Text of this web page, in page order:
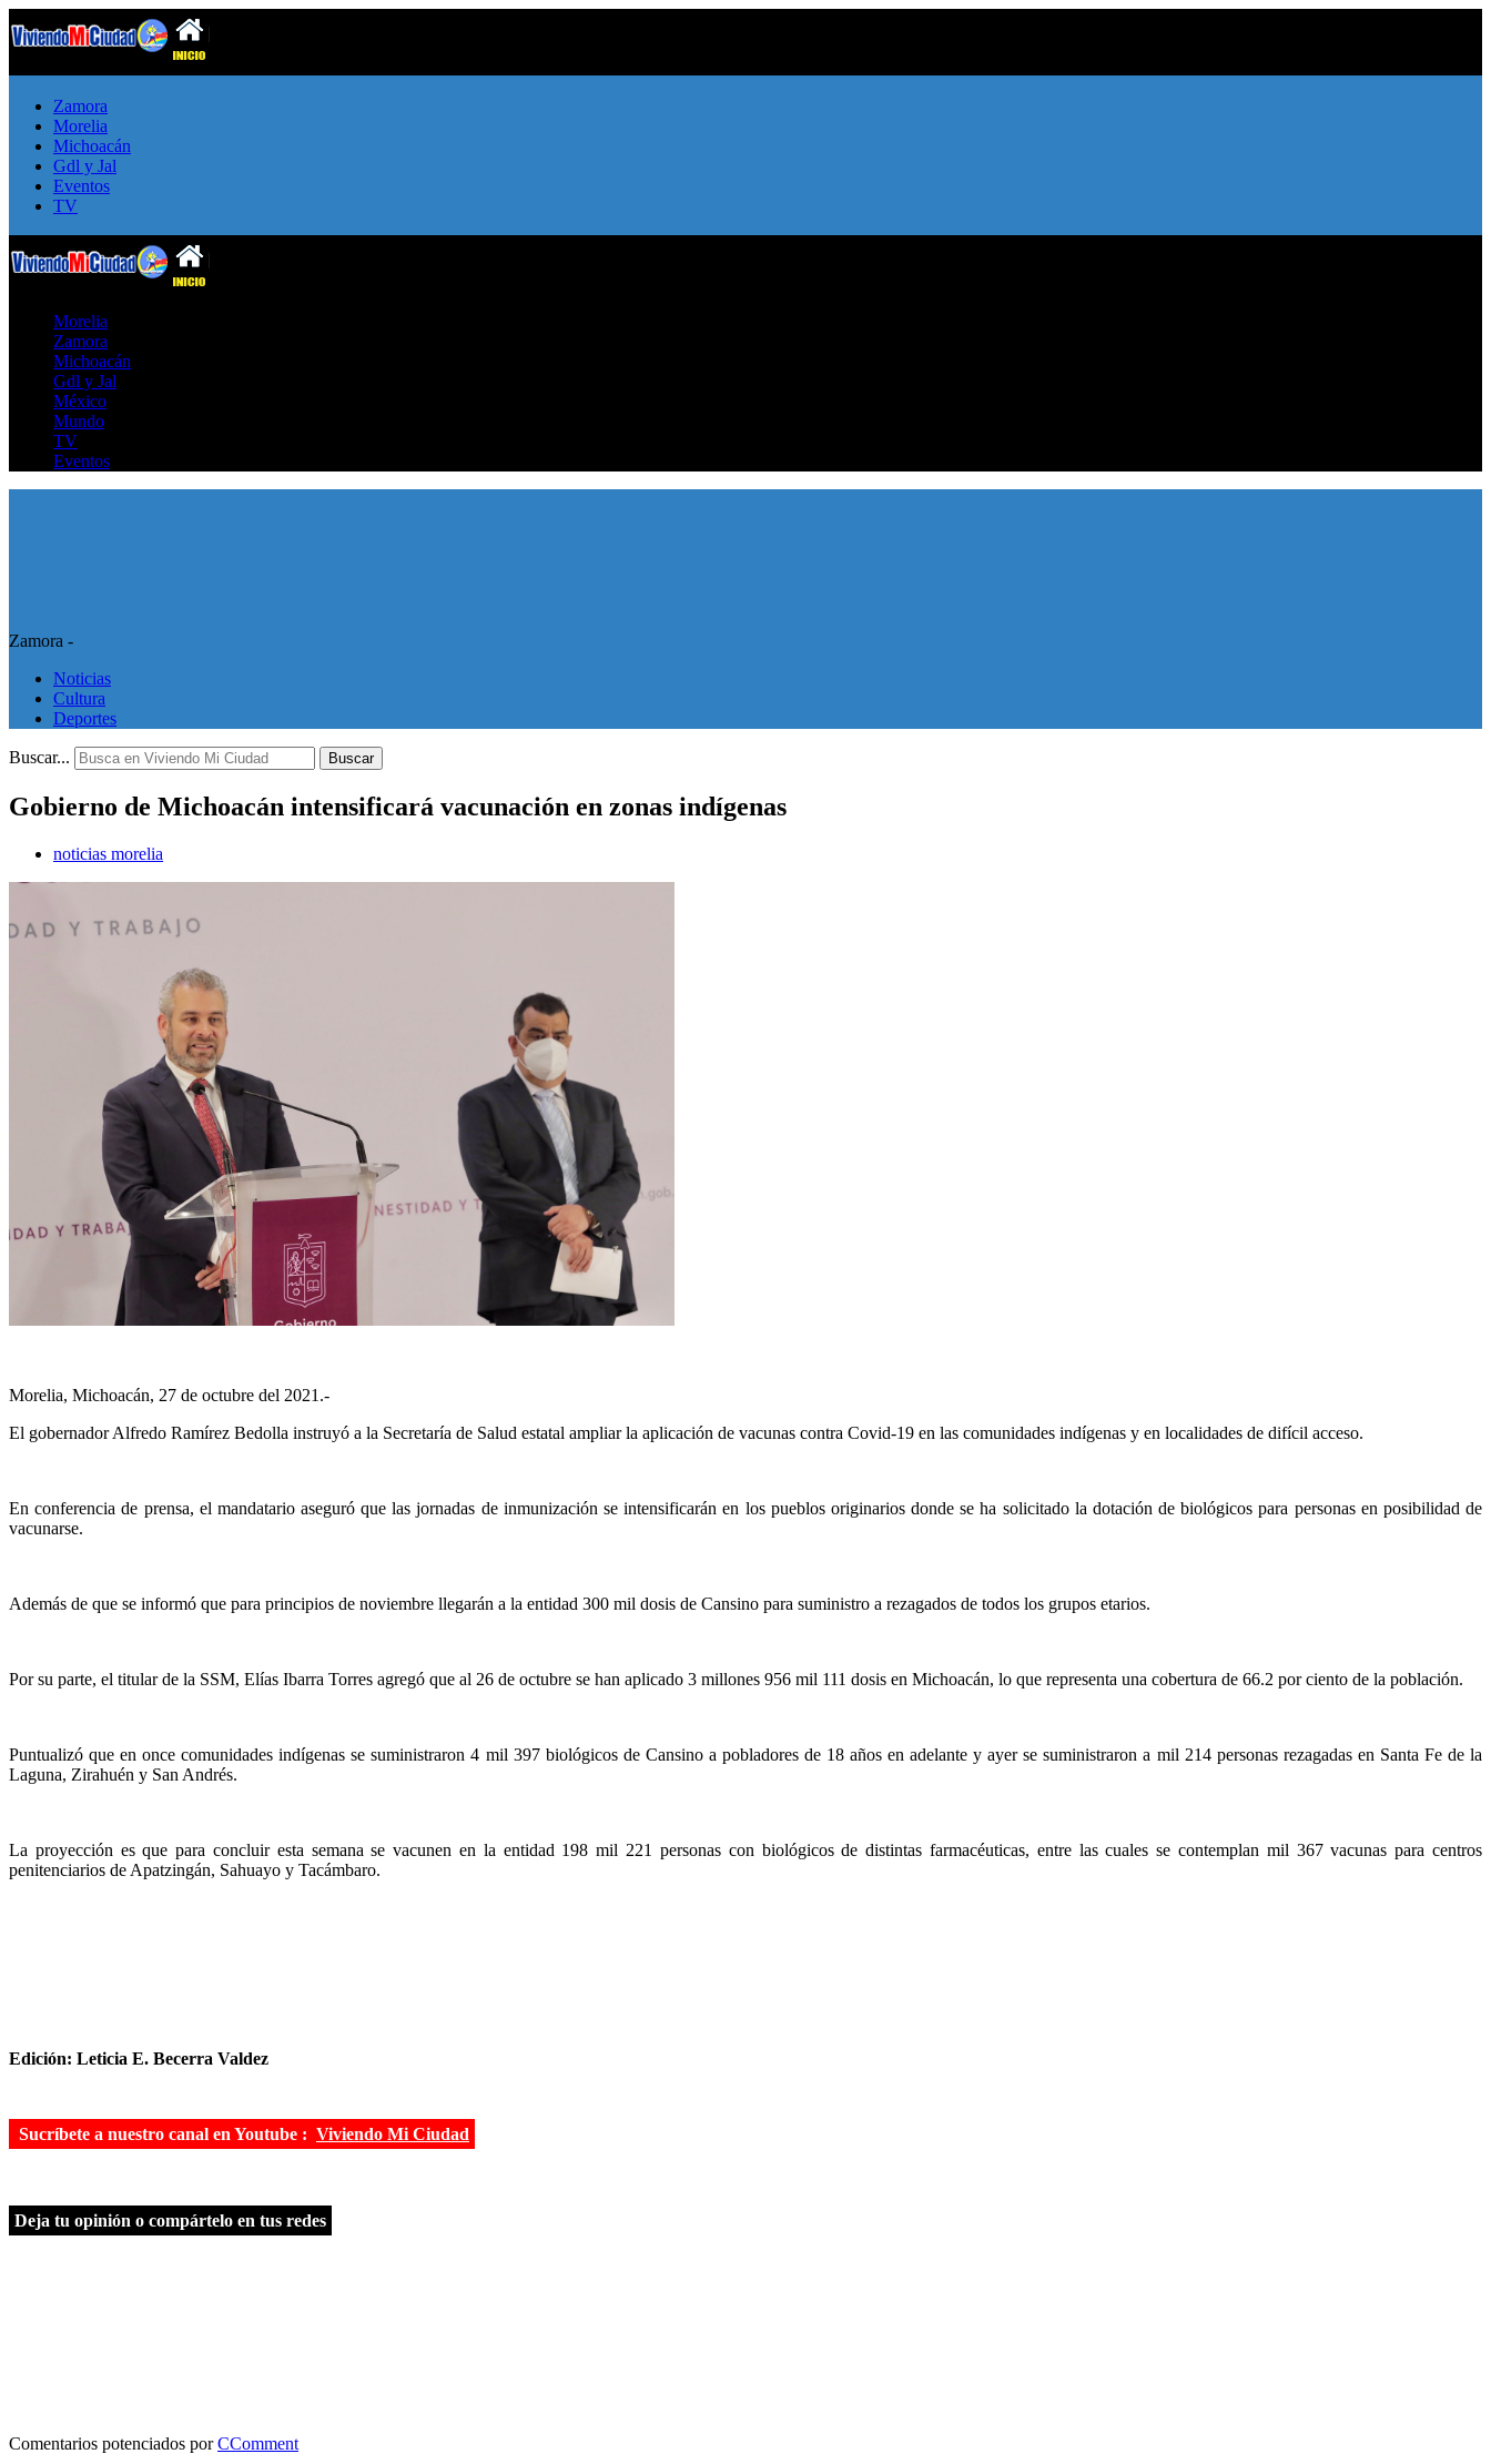
Zamora
Morelia
Michoacán
Gdl y Jal
Eventos
TV
Morelia
Zamora
Michoacán
Gdl y Jal
México
Mundo
TV
Eventos
Zamora -
Noticias
Cultura
Deportes
Buscar... Buscar
Gobierno de Michoacán intensificará vacunación en zonas indígenas
noticias morelia
Morelia, Michoacán, 27 de octubre del 2021.-
El gobernador Alfredo Ramírez Bedolla instruyó a la Secretaría de Salud estatal ampliar la aplicación de vacunas contra Covid-19 en las comunidades indígenas y en localidades de difícil acceso.
En conferencia de prensa, el mandatario aseguró que las jornadas de inmunización se intensificarán en los pueblos originarios donde se ha solicitado la dotación de biológicos para personas en posibilidad de
vacunarse.
Además de que se informó que para principios de noviembre llegarán a la entidad 300 mil dosis de Cansino para suministro a rezagados de todos los grupos etarios.
Por su parte, el titular de la SSM, Elías Ibarra Torres agregó que al 26 de octubre se han aplicado 3 millones 956 mil 111 dosis en Michoacán, lo que representa una cobertura de 66.2 por ciento de la población.
Puntualizó que en once comunidades indígenas se suministraron 4 mil 397 biológicos de Cansino a pobladores de 18 años en adelante y ayer se suministraron a mil 214 personas rezagadas en Santa Fe de la
Laguna, Zirahuén y San Andrés.
La proyección es que para concluir esta semana se vacunen en la entidad 198 mil 221 personas con biológicos de distintas farmacéuticas, entre las cuales se contemplan mil 367 vacunas para centros
penitenciarios de Apatzingán, Sahuayo y Tacámbaro.
Edición: Leticia E. Becerra Valdez
Sucríbete a nuestro canal en Youtube : Viviendo Mi Ciudad
Deja tu opinión o compártelo en tus redes
Comentarios potenciados porCComment